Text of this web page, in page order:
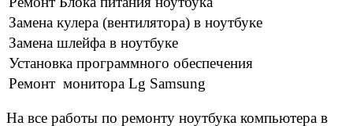
Замена кулера (вентилятора) в ноутбуке
Замена шлейфа в ноутбуке
Установка программного обеспечения
Ремонт монитора Lg Samsung
На все работы по ремонту ноутбука компьютера в